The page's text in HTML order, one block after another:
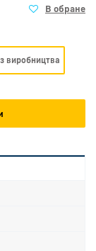
виробництва